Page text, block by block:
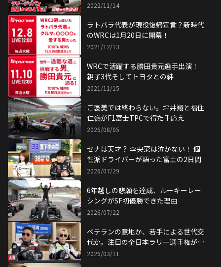
2022/11/14
ラトバラ代表が現役復帰宣言？新時代
のWRCは1月20日に開幕！
2021/12/13
WRCで活躍する勝田貴元選手出演！
親子3代そしてトヨタとの絆
2021/11/15
ご褒美では終わらない。坪井翔と福住
仁嶺がF1富士TPCで得た手応え
2026/08/05
セナは天才？ 李央菜は泣かない！ 個
性派ドライバーが語った富士の2日間
2026/07/29
6年越しの悲願を達成、ルーキーレー
シングがSF初優勝できた理由
2026/07/22
ベテランの意地か、若手による世代交
代か。注目の全日本ラリー選手権が開
幕！
2026/03/11